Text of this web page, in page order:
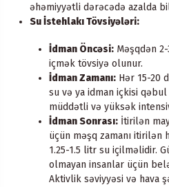
əhəmiyyətli dərəcədə azalda
Su İstehlakı Tövsiyələri:
İdman Öncəsi: Məşqdən
içmək tövsiyə olunur.
İdman Zamanı: Hər 15-20
su və ya idman içkisi
müddətli və yüksək
İdman Sonrası: İtirilən
üçün məşq zamanı itirilən
1.25-1.5 litr su içilməlidir.
olmayan insanlar üçün
Aktivlik səviyyəsi və hava